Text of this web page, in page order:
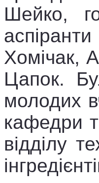
Шейко,
Хомічак,
Цапок.
молодих
кафедри
відділу